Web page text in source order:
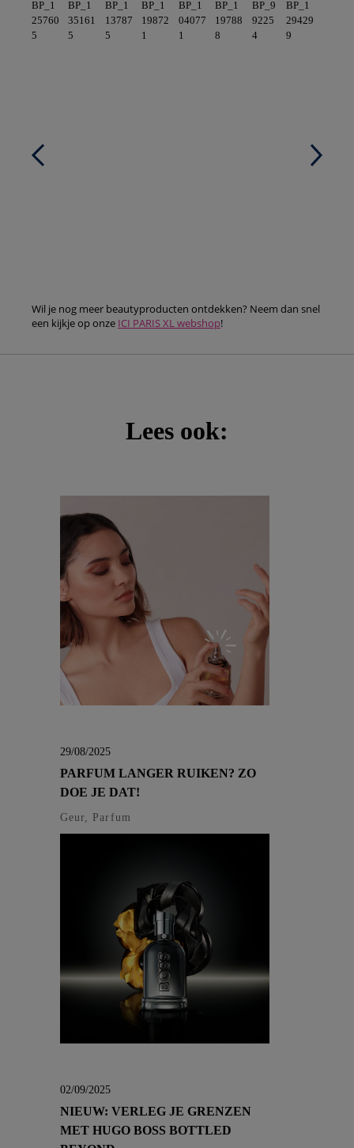
BP_1
25760
5
BP_1
35161
5
BP_1
13787
5
BP_1
19872
1
BP_1
04077
1
BP_1
19788
8
BP_9
9225
4
BP_1
29429
9
Wil je nog meer beautyproducten ontdekken? Neem dan snel
een kijkje op onze ICI PARIS XL webshop!
Lees ook:
29/08/2025
PARFUM LANGER RUIKEN? ZO
DOE JE DAT!
Geur, Parfum
02/09/2025
NIEUW: VERLEG JE GRENZEN
MET HUGO BOSS BOTTLED